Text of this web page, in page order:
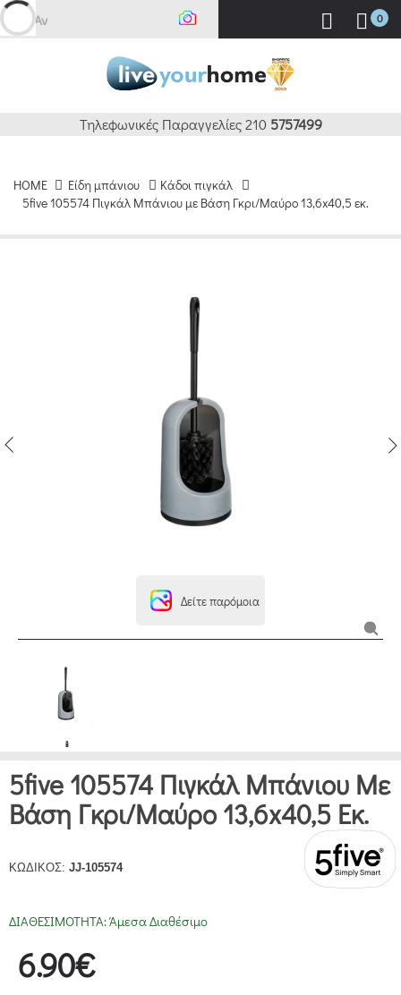
Αναζή 0
Τηλεφωνικές Παραγγελίες 210 5757499
HOME Είδη μπάνιου
Κάδοι πιγκάλ
5five 105574 Πιγκάλ Μπάνιου με Βάση Γκρι/Μαύρο 13,6x40,5 εκ.
Δείτε παρόμοια
5five 105574 Πιγκάλ Μπάνιου Με
Βάση Γκρι/Μαύρο 13,6x40,5 Εκ.
ΚΩΔΙΚΟΣ: JJ-105574
ΔΙΑΘΕΣΙΜΟΤΗΤΑ:Άμεσα Διαθέσιμο
6.90€